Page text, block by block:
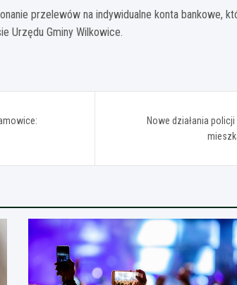
przelewów na indywidualne konta bankowe,
Urzędu Gminy Wilkowice.
Nowe działania